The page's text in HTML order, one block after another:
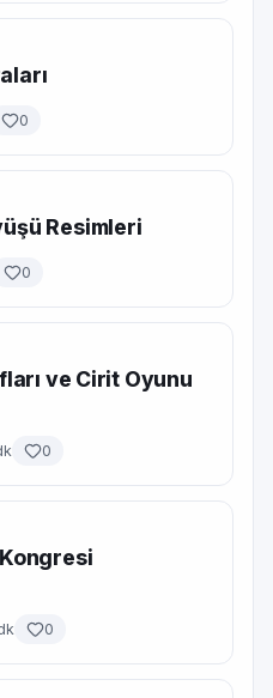
0
Resimleri
0
ve Cirit Oyunu
0
0